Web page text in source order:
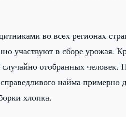
во всех регионах
участвуют в сборе урожая.
отобранных человек.
найма примерно
хлопка.